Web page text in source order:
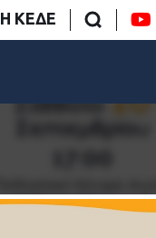
Η ΚΕΔΕ